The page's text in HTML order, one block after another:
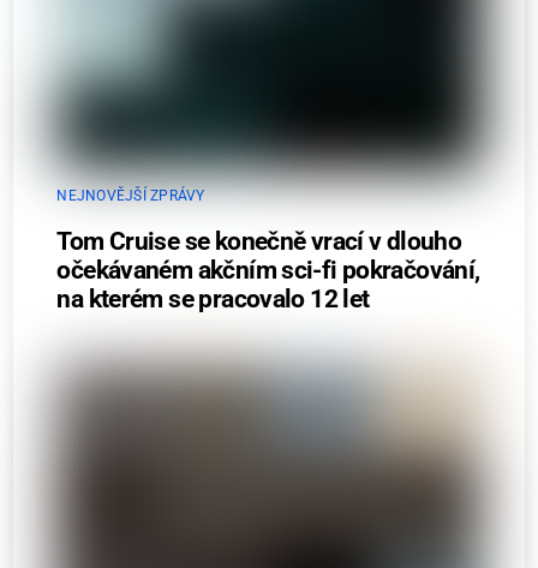
NEJNOVĚJŠÍ ZPRÁVY
Tom Cruise se konečně vrací v dlouho
očekávaném akčním sci-fi pokračování,
na kterém se pracovalo 12 let